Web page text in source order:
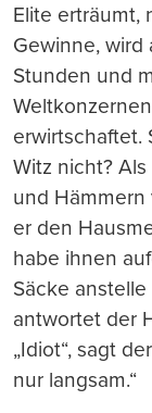
Elite erträumt,
Gewinne, wird
Stunden und
erwirtschaftet.
Witz nicht?
und
er den
habe ihnen
Säcke
antwortet der
„Idiot“, sagt
nur langsam.“